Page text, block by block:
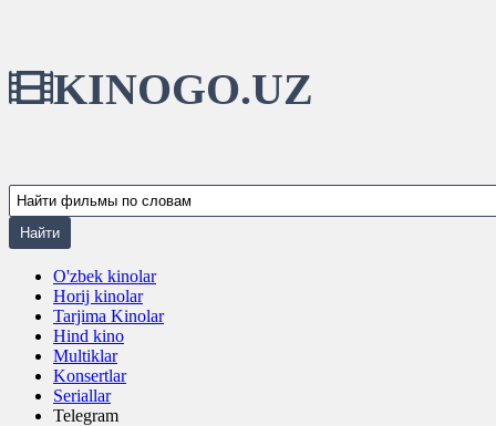
KINOGO.UZ
O'zbek kinolar
Horij kinolar
Tarjima Kinolar
Hind kino
Multiklar
Konsertlar
Seriallar
Telegram